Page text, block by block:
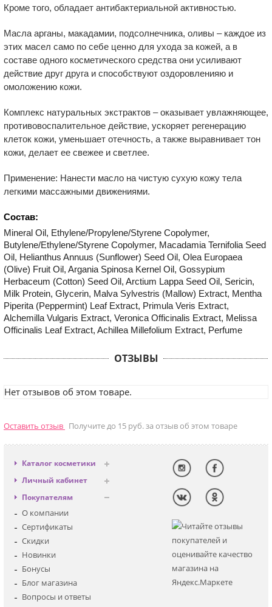
Кроме того, обладает антибактериальной активностью.
Масла арганы, макадамии, подсолнечника, оливы – каждое из
этих масел само по себе ценно для ухода за кожей, а в
составе одного косметического средства они усиливают
действие друг друга и способствуют оздоровленияю и
омоложению кожи.
Комплекс натуральных экстрактов – оказывает увлажняющее,
противовоспалительное действие, ускоряет регенерацию
клеток кожи, уменьшает отечность, а также выравнивает тон
кожи, делает ее свежее и светлее.
Применение: Нанести масло на чистую сухую кожу тела
легкими массажными движениями.
Состав:
Mineral Oil, Ethylene/Propylene/Styrene Copolymer,
Butylene/Ethylene/Styrene Copolymer, Macadamia Ternifolia Seed
Oil, Helianthus Annuus (Sunflower) Seed Oil, Olea Europaea
(Olive) Fruit Oil, Argania Spinosa Kernel Oil, Gossypium
Herbaceum (Cotton) Seed Oil, Arctium Lappa Seed Oil, Sericin,
Milk Protein, Glycerin, Malva Sylvestris (Mallow) Extract, Mentha
Piperita (Peppermint) Leaf Extract, Primula Veris Extract,
Alchemilla Vulgaris Extract, Veronica Officinalis Extract, Melissa
Officinalis Leaf Extract, Achillea Millefolium Extract, Perfume
ОТЗЫВЫ
Нет отзывов об этом товаре.
Оставить отзыв Получите до 15 руб. за отзыв об этом товаре
Каталог косметики
Антивозрастная
Декоративная
Для глаз
Для тела
Наборы
Детская
Личный кабинет
Вход
Регистрация
Покупателям
О компании
Сертификаты
Скидки
Новинки
Бонусы
Блог магазина
Вопросы и ответы